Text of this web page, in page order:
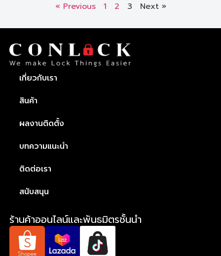
« Previous 1 2 3 Next »
เกี่ยวกับเรา
สินค้า
ผลงานติดตั้ง
บทความแนะนำ
ติดต่อเรา
สนับสนุน
ร้านค้าออนไลน์และพันธมิตรชั้นนำ